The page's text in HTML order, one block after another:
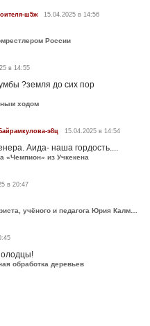
ш5ж 15.04.2025 в 14:56
России
в 14:55
?земля до сих пор
ходом
э8ц 15.04.2025 в 14:54
Аида- наша гордость....
«Чемпион» из Учкекена
в 20:47
В Черкесске чествовали выдающегося юриста, учёного и педагога Юрия Калмыкова
обработка деревьев